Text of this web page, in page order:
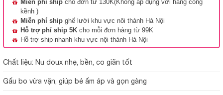
Miễn phí ship cho đơn từ 130K(Không áp dụng với hàng cồng
kềnh )
Miễn phí ship ghế lười khu vực nôi thành Hà Nội
Hỗ trợ phí ship 5K cho mỗi đơn hàng từ 99K
Hỗ trợ ship nhanh khu vực nội thành Hà Nội
Chất liệu: Nu doux nhẹ, bền, co giãn tốt
Gấu bo vừa vặn, giúp bé ấm áp và gọn gàng